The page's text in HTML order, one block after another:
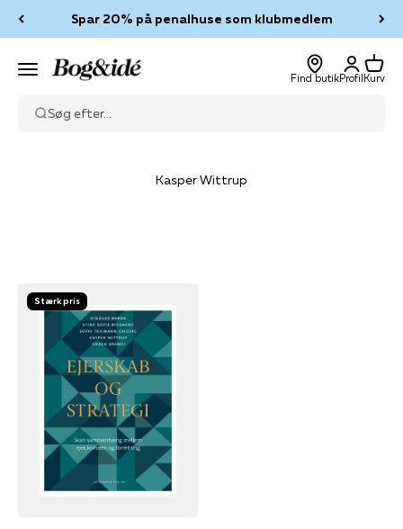
Spar 20% på penalhuse som klubmedlem
Menu Bog & idé
Find butik
Log ind
Profil
Kurv
Kurv
Søg efter...
Kasper Wittrup
Stærk pris